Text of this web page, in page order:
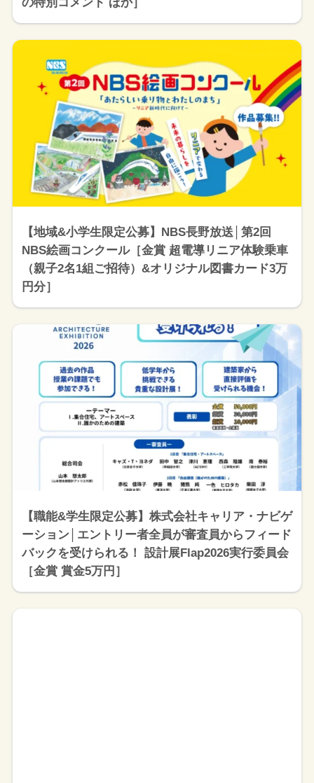
の特別コメント ほか］
【地域&小学生限定公募】NBS長野放送│第2回
NBS絵画コンクール［金賞 超電導リニア体験乗車
（親子2名1組ご招待）&オリジナル図書カード3万
円分］
【職能&学生限定公募】株式会社キャリア・ナビゲ
ーション│エントリー者全員が審査員からフィード
バックを受けられる！ 設計展Flap2026実行委員会
［金賞 賞金5万円］